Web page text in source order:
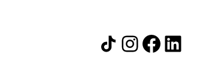
Icône de partage